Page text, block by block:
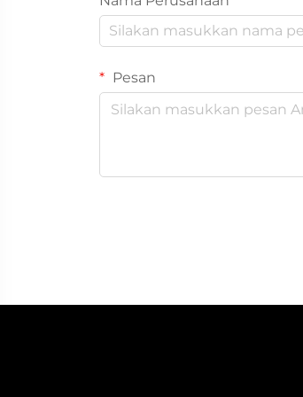
Pesan